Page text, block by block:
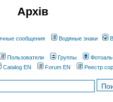
Архів
сообщения Водяные знаки
Пользователи Группы
Catalog EN Forum EN Реестр